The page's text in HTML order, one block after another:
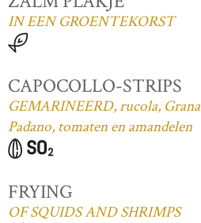
IN EEN GROENTEKORST
CAPOCOLLO-STRIPS
GEMARINEERD, rucola, Grana
Padano, tomaten en amandelen
FRYING
OF SQUIDS AND SHRIMPS